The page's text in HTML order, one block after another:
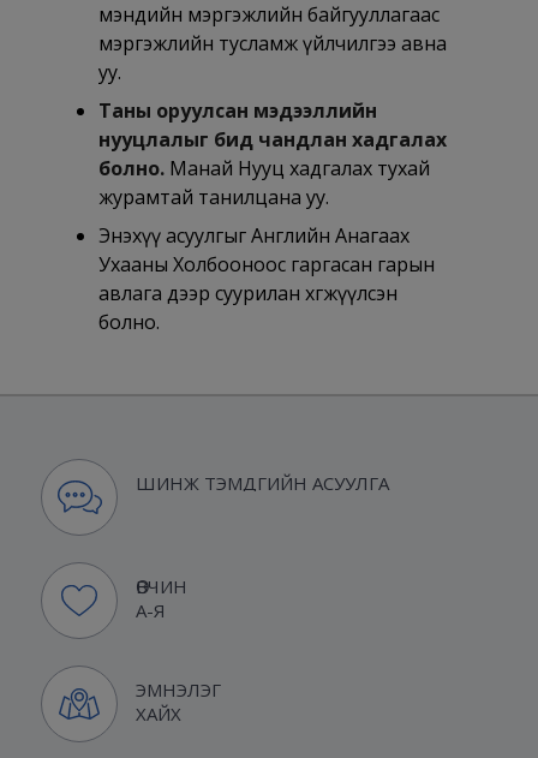
мэндийн мэргэжлийн байгууллагаас
мэргэжлийн тусламж үйлчилгээ авна
уу.
Таны оруулсан мэдээллийн
нууцлалыг бид чандлан хадгалах
болно. Манай Нууц хадгалах тухай
журамтай танилцана уу.
Энэхүү асуулгыг Английн Анагаах
Ухааны Холбооноос гаргасан гарын
авлага дээр суурилан хөгжүүлсэн
болно.
ШИНЖ ТЭМДГИЙН АСУУЛГА
ӨВЧИН
А-Я
ЭМНЭЛЭГ
ХАЙХ